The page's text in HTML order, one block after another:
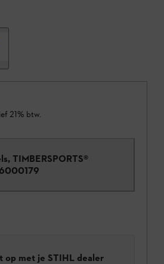
21% btw.
TIMBERSPORTS®
op met je STIHL dealer